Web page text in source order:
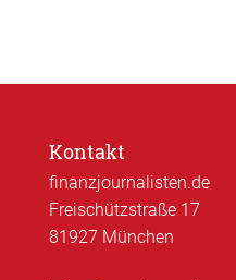
Kontakt
finanzjournalisten.de
Freischützstraße 17
81927 München